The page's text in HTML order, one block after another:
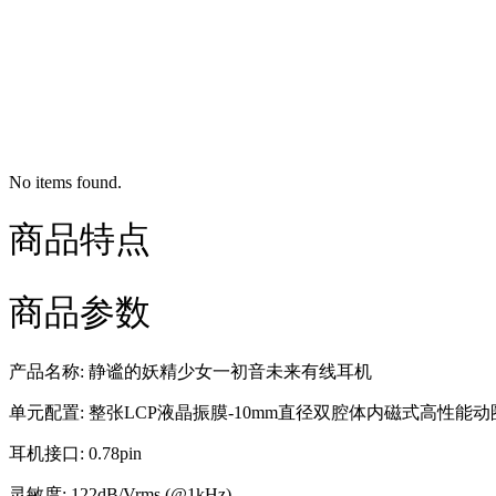
No items found.
商品特点
商品参数
产品名称: 静谧的妖精少女一初音未来有线耳机
单元配置: 整张LCP液晶振膜-10mm直径双腔体内磁式高性能动
耳机接口: 0.78pin